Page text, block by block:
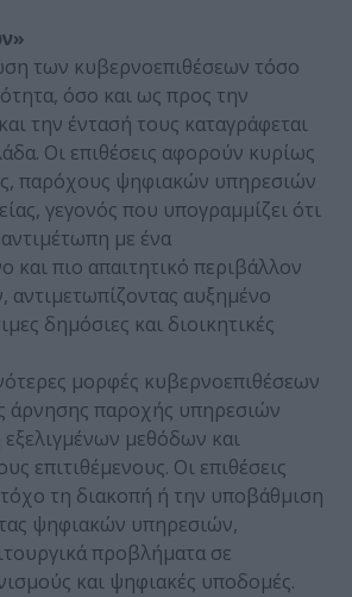
των κυβερνοεπιθέσεων τόσο
όσο και ως προς την
την έντασή τους καταγράφεται
Οι επιθέσεις αφορούν κυρίως
παρόχους ψηφιακών υπηρεσιών
γεγονός που υπογραμμίζει ότι
με ένα
και πιο απαιτητικό περιβάλλον
αντιμετωπίζοντας αυξημένο
δημόσιες και διοικητικές
μορφές κυβερνοεπιθέσεων
άρνησης παροχής υπηρεσιών
μεθόδων και
επιτιθέμενους. Οι επιθέσεις
τη διακοπή ή την υποβάθμιση
ψηφιακών υπηρεσιών,
προβλήματα σε
και ψηφιακές υποδομές.